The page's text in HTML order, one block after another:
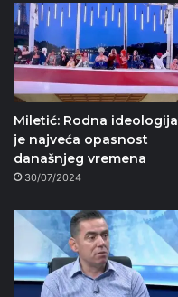
Miletić: Rodna ideologija
je najveća opasnost
današnjeg vremena
30/07/2024